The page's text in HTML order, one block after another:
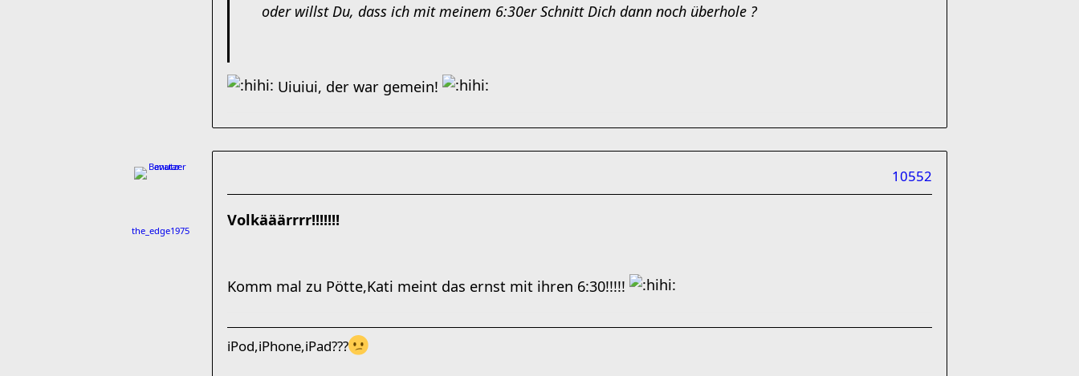
oder willst Du, dass ich mit meinem 6:30er Schnitt Dich dann noch überhole ?
Uiuiui, der war gemein!
the_edge1975
10552
Volkääärrrr!!!!!!!
Komm mal zu Pötte,Kati meint das ernst mit ihren 6:30!!!!!
iPod,iPhone,iPad???